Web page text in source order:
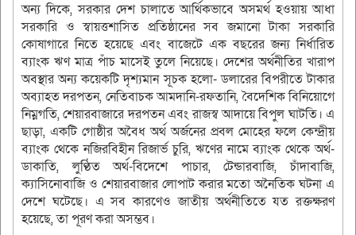
অন্য দিকে, সরকার দেশ চালাতে আর্থিকভাবে অসমর্থ হওয়ায় আধা
সরকারি ও স্বায়ত্তশাসিত প্রতিষ্ঠানের সব জমানো টাকা সরকারি
কোষাগারে নিতে হয়েছে এবং বাজেটে এক বছরের জন্য নির্ধারিত
ব্যাংক ঋণ মাত্র পাঁচ মাসেই তুলে নিয়েছে। দেশের অর্থনীতির খারাপ
অবস্থার অন্য কয়েকটি দৃশ্যমান সূচক হলো- ডলারের বিপরীতে টাকার
অব্যাহত দরপতন, নেতিবাচক আমদানি-রফতানি, বৈদেশিক বিনিয়োগে
নিম্নগতি, শেয়ারবাজারে দরপতন এবং রাজস্ব আদায়ে বিপুল ঘাটতি। এ
ছাড়া, একটি গোষ্ঠীর অবৈধ অর্থ অর্জনের প্রবল মোহের ফলে কেন্দ্রীয়
ব্যাংক থেকে নজিরবিহীন রিজার্ভ চুরি, ঋণের নামে ব্যাংক থেকে অর্থ-
ডাকাতি, লুণ্ঠিত অর্থ-বিদেশে পাচার, টেন্ডারবাজি, চাঁদাবাজি,
ক্যাসিনোবাজি ও শেয়ারবাজার লোপাট করার মতো অনৈতিক ঘটনা এ
দেশে ঘটেছে। এ সব কারণেও জাতীয় অর্থনীতিতে যত রক্তক্ষরণ
হয়েছে, তা পূরণ করা অসম্ভব।